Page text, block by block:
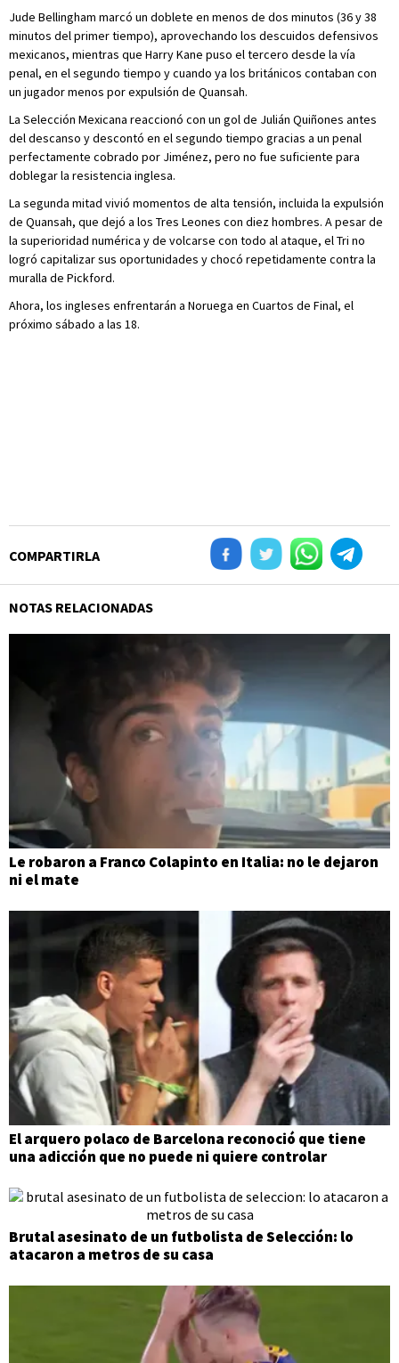
Jude Bellingham marcó un doblete en menos de dos minutos (36 y 38
minutos del primer tiempo), aprovechando los descuidos defensivos
mexicanos, mientras que Harry Kane puso el tercero desde la vía
penal, en el segundo tiempo y cuando ya los británicos contaban con
un jugador menos por expulsión de Quansah.
La Selección Mexicana reaccionó con un gol de Julián Quiñones antes
del descanso y descontó en el segundo tiempo gracias a un penal
perfectamente cobrado por Jiménez, pero no fue suficiente para
doblegar la resistencia inglesa.
La segunda mitad vivió momentos de alta tensión, incluida la expulsión
de Quansah, que dejó a los Tres Leones con diez hombres. A pesar de
la superioridad numérica y de volcarse con todo al ataque, el Tri no
logró capitalizar sus oportunidades y chocó repetidamente contra la
muralla de Pickford.
Ahora, los ingleses enfrentarán a Noruega en Cuartos de Final, el
próximo sábado a las 18.
COMPARTIRLA
NOTAS RELACIONADAS
Le robaron a Franco Colapinto en Italia: no le dejaron
ni el mate
El arquero polaco de Barcelona reconoció que tiene
una adicción que no puede ni quiere controlar
Brutal asesinato de un futbolista de Selección: lo
atacaron a metros de su casa